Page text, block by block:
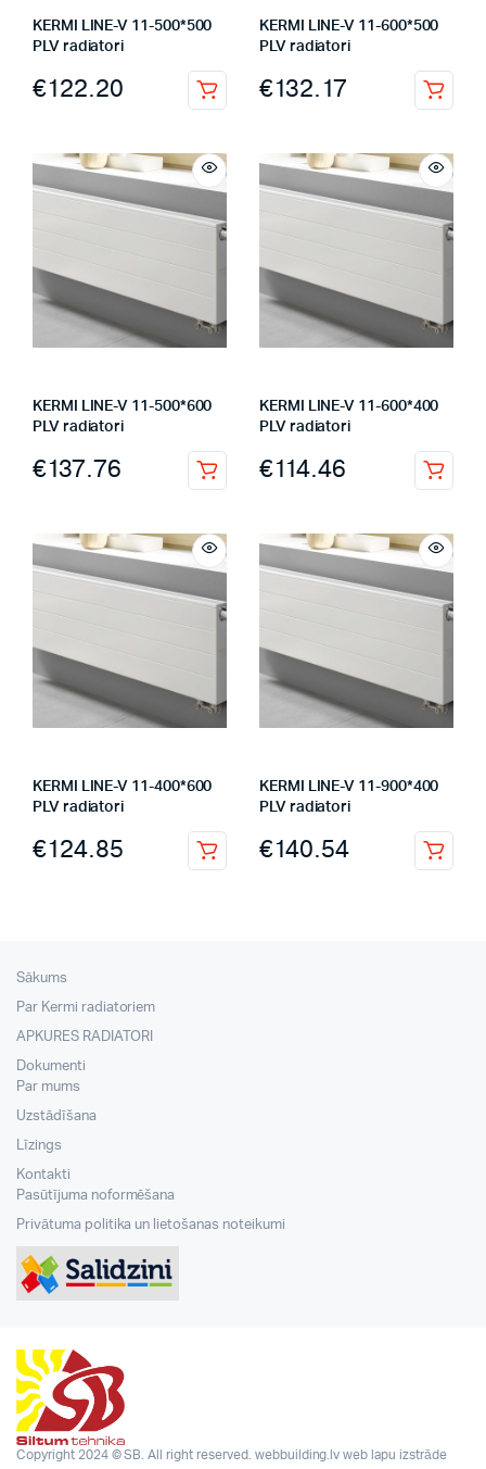
KERMI LINE-V 11-500*500
PLV radiatori
€122.20
KERMI LINE-V 11-600*500
PLV radiatori
€132.17
KERMI LINE-V 11-500*600
PLV radiatori
€137.76
KERMI LINE-V 11-600*400
PLV radiatori
€114.46
KERMI LINE-V 11-400*600
PLV radiatori
€124.85
KERMI LINE-V 11-900*400
PLV radiatori
€140.54
Sākums
Par Kermi radiatoriem
APKURES RADIATORI
Dokumenti
Par mums
Uzstādīšana
Līzings
Kontakti
Pasūtījuma noformēšana
Privātuma politika un lietošanas noteikumi
Copyright 2024 © SB. All right reserved. webbuilding.lvweb lapu izstrāde